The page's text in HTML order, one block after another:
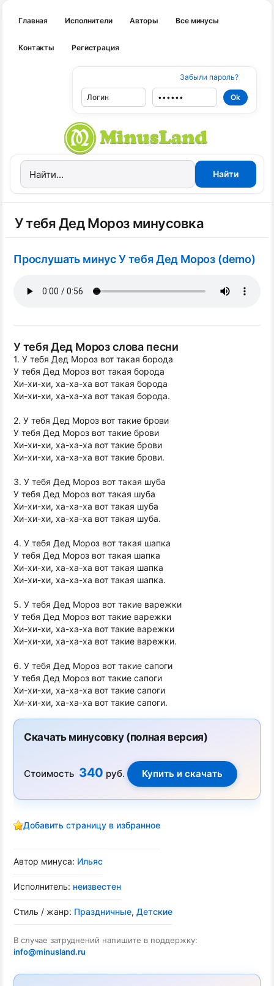
Главная Исполнители Авторы Все минусы
Контакты Регистрация
Забыли пароль?
У тебя Дед Мороз минусовка
Прослушать минус У тебя Дед Мороз (demo)
У тебя Дед Мороз слова песни
1. У тебя Дед Мороз вот такая борода
У тебя Дед Мороз вот такая борода
Хи-хи-хи, ха-ха-ха вот такая борода
Хи-хи-хи, ха-ха-ха вот такая борода.
2. У тебя Дед Мороз вот такие брови
У тебя Дед Мороз вот такие брови
Хи-хи-хи, ха-ха-ха вот такие брови
Хи-хи-хи, ха-ха-ха вот такие брови.
3. У тебя Дед Мороз вот такая шуба
У тебя Дед Мороз вот такая шуба
Хи-хи-хи, ха-ха-ха вот такая шуба
Хи-хи-хи, ха-ха-ха вот такая шуба.
4. У тебя Дед Мороз вот такая шапка
У тебя Дед Мороз вот такая шапка
Хи-хи-хи, ха-ха-ха вот такая шапка
Хи-хи-хи, ха-ха-ха вот такая шапка.
5. У тебя Дед Мороз вот такие варежки
У тебя Дед Мороз вот такие варежки
Хи-хи-хи, ха-ха-ха вот такие варежки
Хи-хи-хи, ха-ха-ха вот такие варежки.
6. У тебя Дед Мороз вот такие сапоги
У тебя Дед Мороз вот такие сапоги
Хи-хи-хи, ха-ха-ха вот такие сапоги
Хи-хи-хи, ха-ха-ха вот такие сапоги.
Скачать минусовку (полная версия)
Стоимость 340 руб.
Добавить страницу в избранное
Автор минуса: Ильяс
Исполнитель: неизвестен
Стиль / жанр: Праздничные, Детские
В случае затруднений напишите в поддержку:
info@minusland.ru